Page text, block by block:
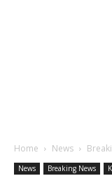
Home News
News Breaking News